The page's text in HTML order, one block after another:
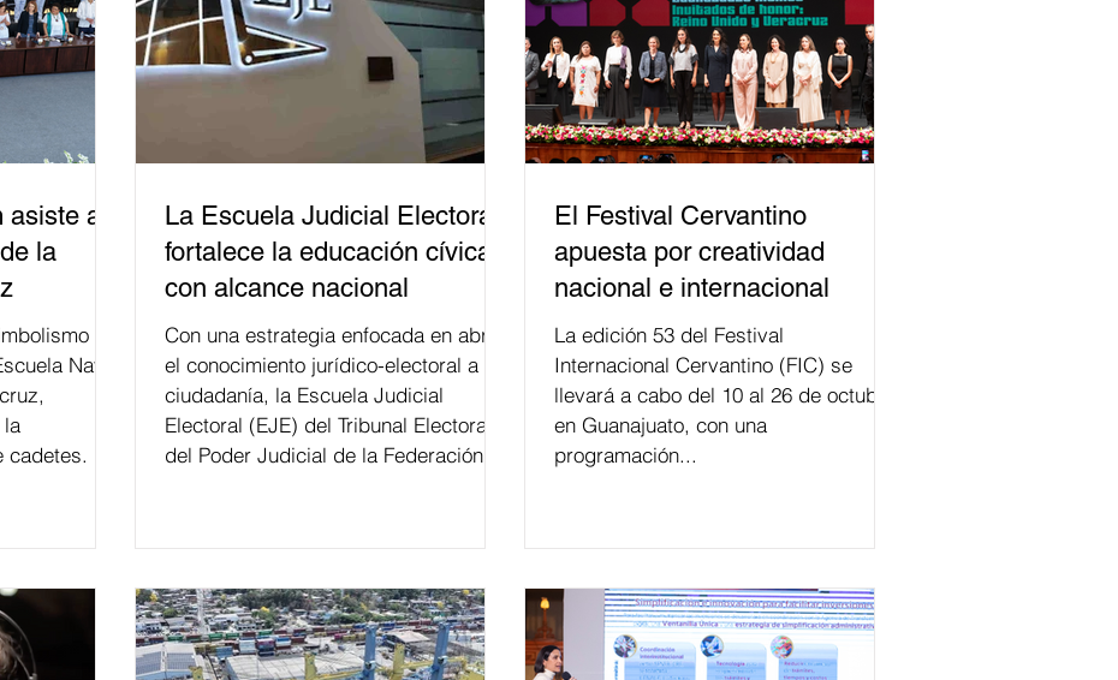
a
la
Naval
cadetes.
La Escuela Judicial Electoral
fortalece la educación cívica
con alcance nacional
Con una estrategia enfocada en abrir
el conocimiento jurídico-electoral a la
ciudadanía, la Escuela Judicial
Electoral (EJE) del Tribunal Electoral
del Poder Judicial de la Federación ha
relacionados con la democracia y el
del papel que ha asumido la EJE en la
difusión de la justicia electoral como
un bien público. La mayor parte de las
El Festival Cervantino
apuesta por creatividad
nacional e internacional
La edición 53 del Festival
Internacional Cervantino (FIC) se
llevará a cabo del 10 al 26 de octubre
en Guanajuato, con una
programación...